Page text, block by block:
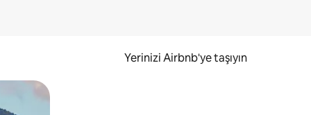
Yerinizi Airbnb'ye taşıyın